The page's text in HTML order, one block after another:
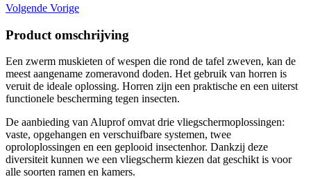
Volgende Vorige
Product omschrijving
Een zwerm muskieten of wespen die rond de tafel zweven, kan de
meest aangename zomeravond doden. Het gebruik van horren is
veruit de ideale oplossing. Horren zijn een praktische en een uiterst
functionele bescherming tegen insecten.
De aanbieding van Aluprof omvat drie vliegschermoplossingen:
vaste, opgehangen en verschuifbare systemen, twee
oproloplossingen en een geplooid insectenhor. Dankzij deze
diversiteit kunnen we een vliegscherm kiezen dat geschikt is voor
alle soorten ramen en kamers.